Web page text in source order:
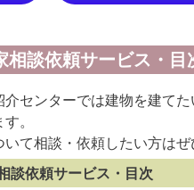
相談依頼サービス・目
介センターでは建物を建て
。
て相談・依頼したい方はぜ
談依頼サービス・目次